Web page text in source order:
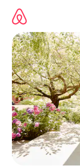
contenido